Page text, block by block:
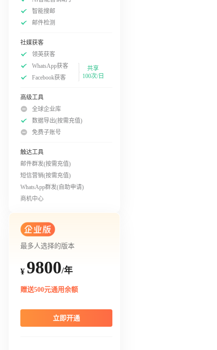
智能搜邮
邮件检测
社媒获客
领英获客
WhatsApp获客
Facebook获客
共享
100次/日
高级工具
全球企业库
数据导出(按需充值)
免费子账号
触达工具
邮件群发(按需充值)
短信营销(按需充值)
WhatsApp群发(自助申请)
商机中心
最多人选择的版本
¥ 9800/年
赠送500元通用余额
立即开通